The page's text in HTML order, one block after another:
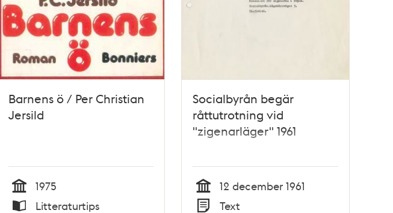
Barnens ö / Per Christian
Jersild
Tid
1975
Litteraturtips
Socialbyrån begär
råttutrotning vid
"zigenarläger" 1961
Tid
12 december 1961
Text